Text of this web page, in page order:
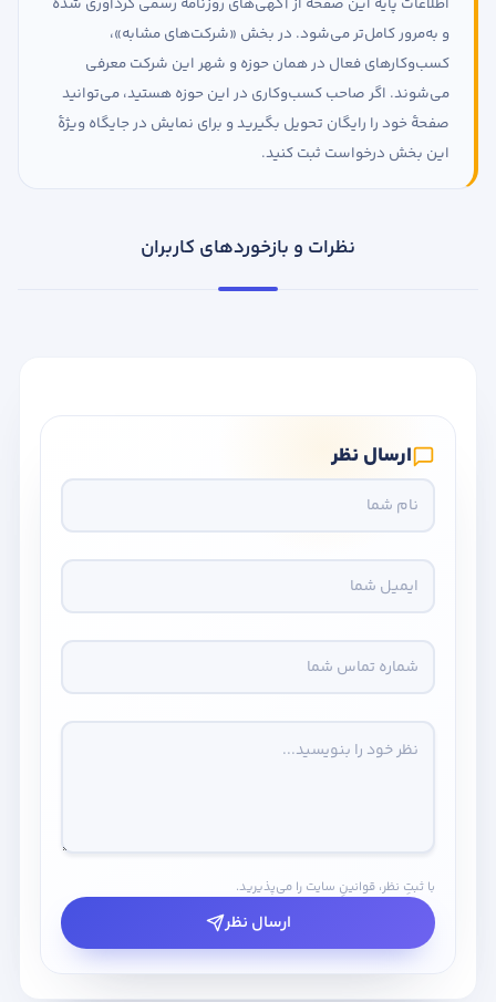
و به‌مرور کامل‌تر می‌شود. در بخش «شرکت‌های مشابه»،
کسب‌وکارهای فعال در همان حوزه و شهر این شرکت معرفی
می‌شوند. اگر صاحب کسب‌وکاری در این حوزه هستید، می‌توانید
صفحهٔ خود را رایگان تحویل بگیرید و برای نمایش در جایگاه ویژهٔ
این بخش درخواست ثبت کنید.
نظرات و بازخوردهای کاربران
ارسال نظر
با ثبتِ نظر، قوانینِ سایت را می‌پذیرید.
ارسال نظر